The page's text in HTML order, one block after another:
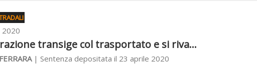
2020
transige col trasportato e si riva...
| Sentenza depositata il 23 aprile 2020